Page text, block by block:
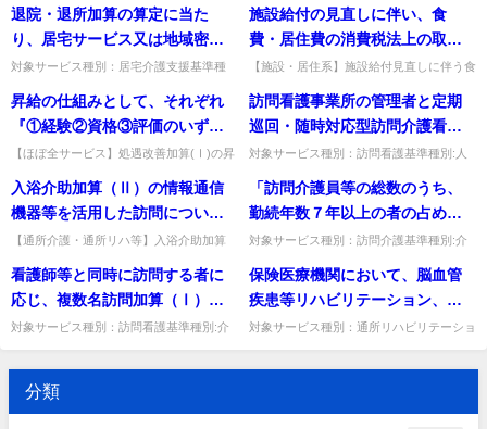
び様式例の提示について」（令
和３年３月16日老老発0316第４
号）の各加算の様式例において
示されているが、利用者又は入
所者の評価等に当たっては、当
該様式例を必ず用いる必要があ
るのか。
応型通所介護,短期入所生活介護,短期入所
療養介護,小規模多機...
置」質問地域密着型特別養護老人ホームの
介護臓員については、一般の特...
退院・退所加算の算定に当た
り、居宅サービス又は地域密着
型サービスを利用した場合、具
か。
対象サービス種別：居宅介護支援基準種
院・退所加算の算定に当たり、居宅サービ
ス又は地域密着型サービスを利用...
施設給付の見直しに伴い、食
費・居住費の消費税法上の取扱
いはどうなるのか。
【施設・居住系】施設給付見直しに伴う食
食費・居住費を除き、従前どおり非課税と
して取り扱う。出典：平成1...
昇給の仕組みとして、それぞれ
『①経験②資格③評価のいずれ
かに応じた昇給の仕組みを設け
ること』という記載があるが、
これらを組み合わせて昇給の要
件を定めてもいいか。
【ほぼ全サービス】処遇改善加算(Ⅰ)の昇
わせて要件を定めてよいか。組み合わせて
定めても差し支えない。出...
訪問看護事業所の管理者と定期
巡回・随時対応型訪問介護看護
事業所又は複合型サービス事業
所の管理者を兼ねることは可能
か。
対象サービス種別：訪問看護基準種別:人
理者と定期巡回・随時対応型訪問介護看護
事業所又は複合型サービス事...
入浴介助加算（Ⅱ）の情報通信
機器等を活用した訪問につい
て、訪問する者（介護職員）と
評価をする者（医師等）が画面
を通して同時進行で評価及び助
言を行わないといけないのか。
【通所介護・通所リハ等】入浴介助加算
面で同時進行の評価が必要か。同時進行は
不要で、動画・写真等を活用...
「訪問介護員等の総数のうち、
勤続年数７年以上の者の占める
割合が30％以上」という要件に
ついて、勤続年数はどのように
計算するのか。
対象サービス種別：訪問介護基準種別:介
問介護員等の総数のうち、勤続年数７年以
上の者の占める割合が30％...
看護師等と同時に訪問する者に
応じ、複数名訪問加算（Ⅰ）又
は複数名訪問加算（Ⅱ）を算定
することになるが、算定回数の
対象サービス種別：訪問看護基準種別:介
（Ⅰ）又は複数名訪問加算（...
保険医療機関において、脳血管
疾患等リハビリテーション、運
動器リハビリテーション又は呼
吸器リハビリテーション（以
対象サービス種別：通所リハビリテーショ
分類